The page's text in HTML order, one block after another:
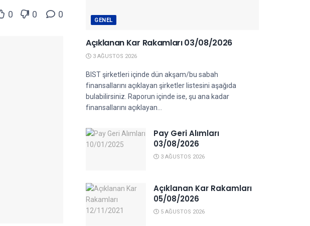
0 0 0
GENEL
Açıklanan Kar Rakamları 03/08/2026
3 AĞUSTOS 2026
BIST şirketleri içinde dün akşam/bu sabah
finansallarını açıklayan şirketler listesini aşağıda
bulabilirsiniz. Raporun içinde ise, şu ana kadar
finansallarını açıklayan...
Pay Geri Alımları
03/08/2026
3 AĞUSTOS 2026
Açıklanan Kar Rakamları
05/08/2026
5 AĞUSTOS 2026